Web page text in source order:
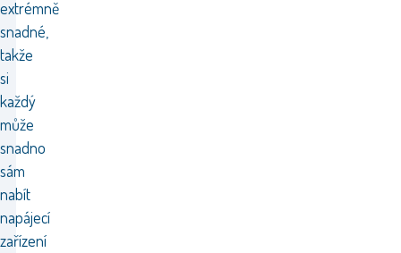
extrémně
snadné,
takže
si
každý
může
snadno
sám
nabít
napájecí
zařízení